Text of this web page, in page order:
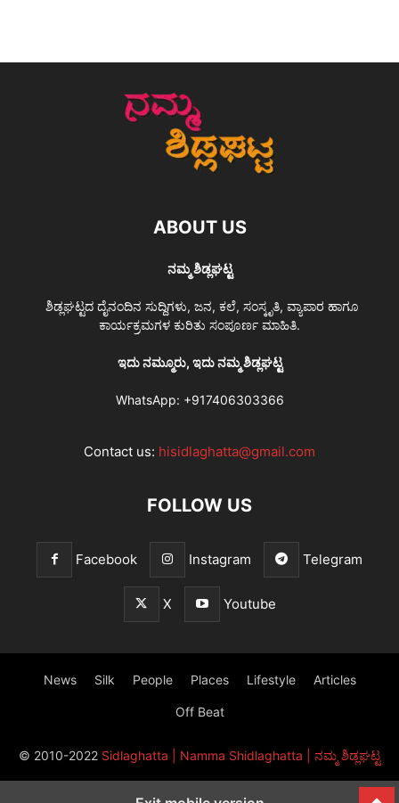
ABOUT US
ನಮ್ಮ ಶಿಡ್ಲಘಟ್ಟ
ಶಿಡ್ಲಘಟ್ಟದ ದೈನಂದಿನ ಸುದ್ದಿಗಳು, ಜನ, ಕಲೆ, ಸಂಸ್ಕೃತಿ, ವ್ಯಾಪಾರ ಹಾಗೂ
ಕಾರ್ಯಕ್ರಮಗಳ ಕುರಿತು ಸಂಪೂರ್ಣ ಮಾಹಿತಿ.
ಇದು ನಮ್ಮೂರು, ಇದು ನಮ್ಮ ಶಿಡ್ಲಘಟ್ಟ
WhatsApp: +917406303366
Contact us: hisidlaghatta@gmail.com
FOLLOW US
Facebook Instagram Telegram
X Youtube
News Silk People Places Lifestyle Articles
Off Beat
© 2010-2022 Sidlaghatta | Namma Shidlaghatta | ನಮ್ಮ ಶಿಡ್ಲಘಟ್ಟ